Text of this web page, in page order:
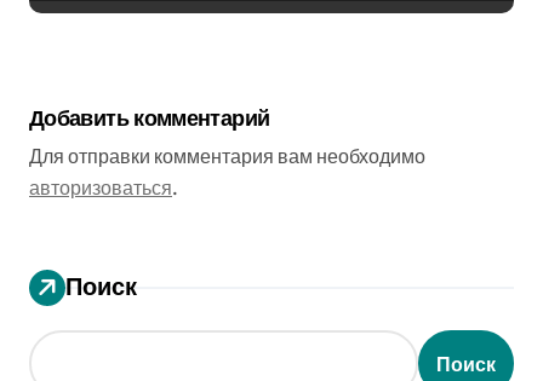
Добавить комментарий
Для отправки комментария вам необходимо
авторизоваться.
Поиск
Поиск